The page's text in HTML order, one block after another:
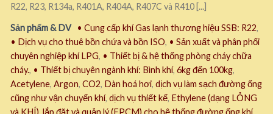
R22, R23, R134a, R401A, R404A, R407C và R410 [...]
Sản phẩm & DV • Cung cấp khí Gas lạnh thương hiệu SSB: R22,
• Dịch vụ cho thuê bồn chứa và bồn ISO, • Sản xuất và phân phối
chuyên nghiệp khí LPG, • Thiết bị & hệ thống phòng cháy chữa
cháy., • Thiết bị chuyên ngành khí: Bình khí, 6kg đến 100kg,
Acetylene, Argon, CO2, Dàn hoá hơi, dịch vụ làm sạch đường ống
cũng như vận chuyển khí, dịch vụ thiết kế, Ethylene (dạng LỎNG
và KHÍ), lắp đặt và quản lý (EPCM) cho hệ thống đường ống khí,